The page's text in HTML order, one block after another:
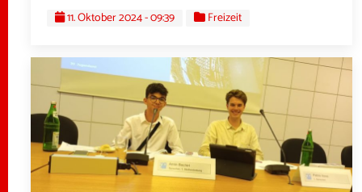
11. Oktober 2024 - 09:39 Freizeit